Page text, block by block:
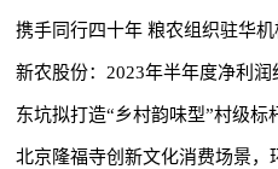
携手同行四十年 粮农
新农股份：2023年半年度净利
东坑拟打造“乡村韵味型”村级标
北京隆福寺创新文化消费场景，